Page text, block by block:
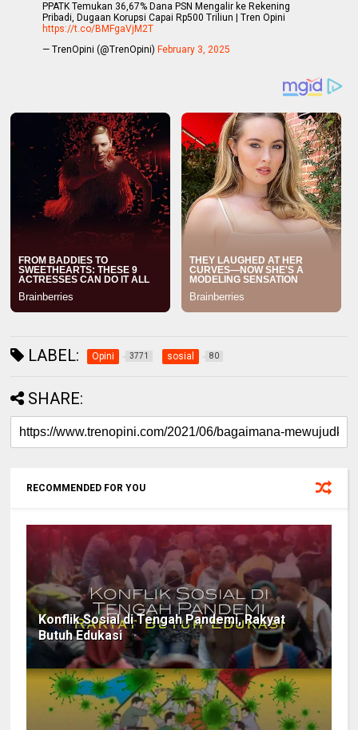
PPATK Temukan 36,67% Dana PSN Mengalir ke Rekening
Pribadi, Dugaan Korupsi Capai Rp500 Triliun | Tren Opini
https://t.co/BMFgaVjM2T
— TrenOpini (@TrenOpini) February 3, 2025
LABEL: Opini 3771 sosial 80
SHARE:
RECOMMENDED FOR YOU
Konflik Sosial di Tengah Pandemi, Rakyat
Butuh Edukasi